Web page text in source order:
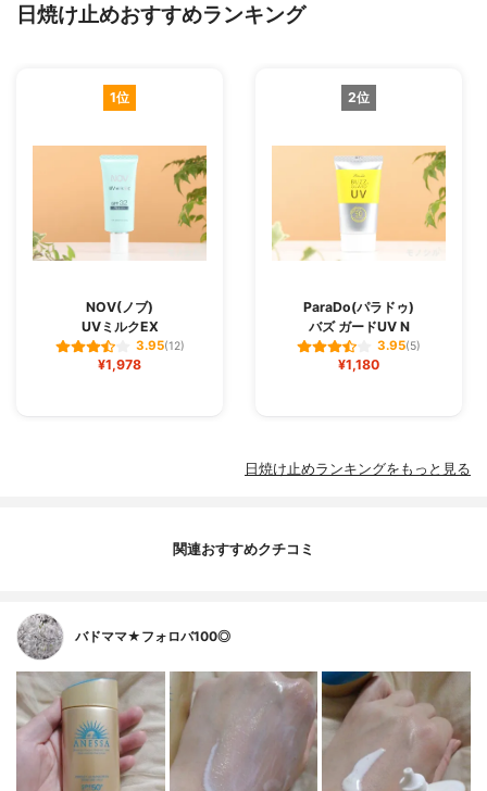
日焼け止めおすすめランキング
1位
NOV(ノブ)
UVミルクEX
3.95(12)
¥1,978
2位
ParaDo(パラドゥ)
バズ ガードUV N
3.95(5)
¥1,180
日焼け止めランキングをもっと見る
関連おすすめクチコミ
バドママ★フォロバ100◎